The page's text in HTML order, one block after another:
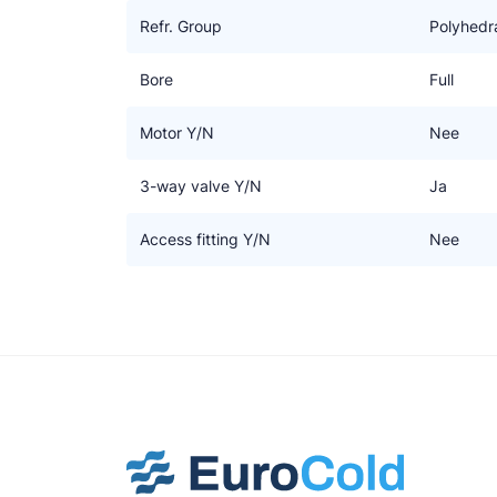
Refr. Group
Bore Full
Motor Y/N Nee
3-way valve Y/N Ja
Access fitting Y/N Nee